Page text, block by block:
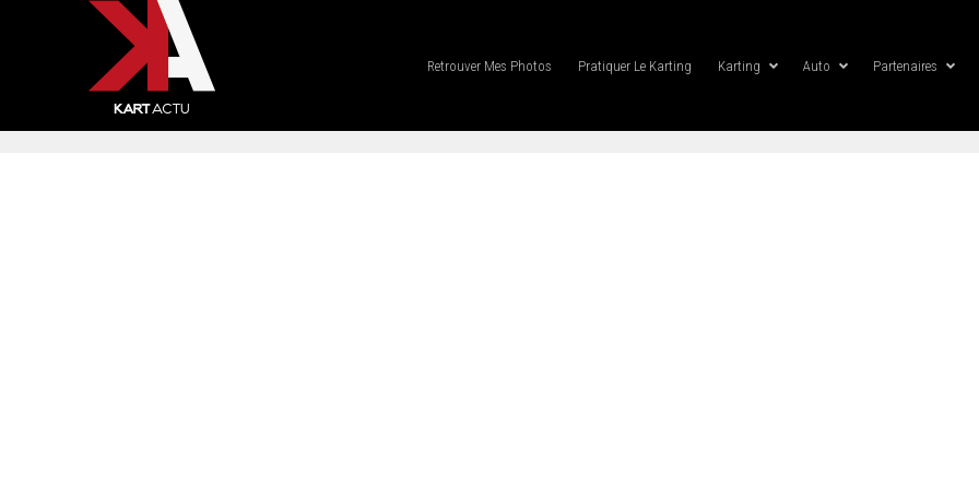
Retrouver Mes Photos Pratiquer Le Karting Karting Auto Partenaires